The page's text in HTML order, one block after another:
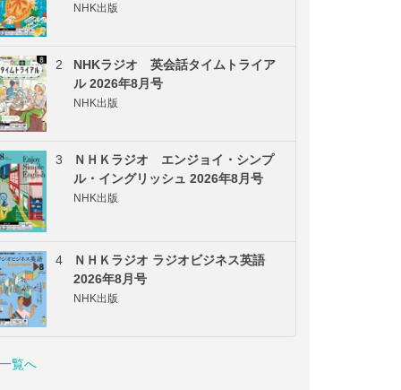
NHK出版
2
NHKラジオ 英会話タイムトライア
ル 2026年8月号
NHK出版
3
ＮＨＫラジオ エンジョイ・シンプ
ル・イングリッシュ 2026年8月号
NHK出版
4
ＮＨＫラジオ ラジオビジネス英語
2026年8月号
NHK出版
覧へ